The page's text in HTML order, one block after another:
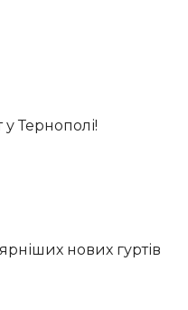
Тернополі!
нових гуртів